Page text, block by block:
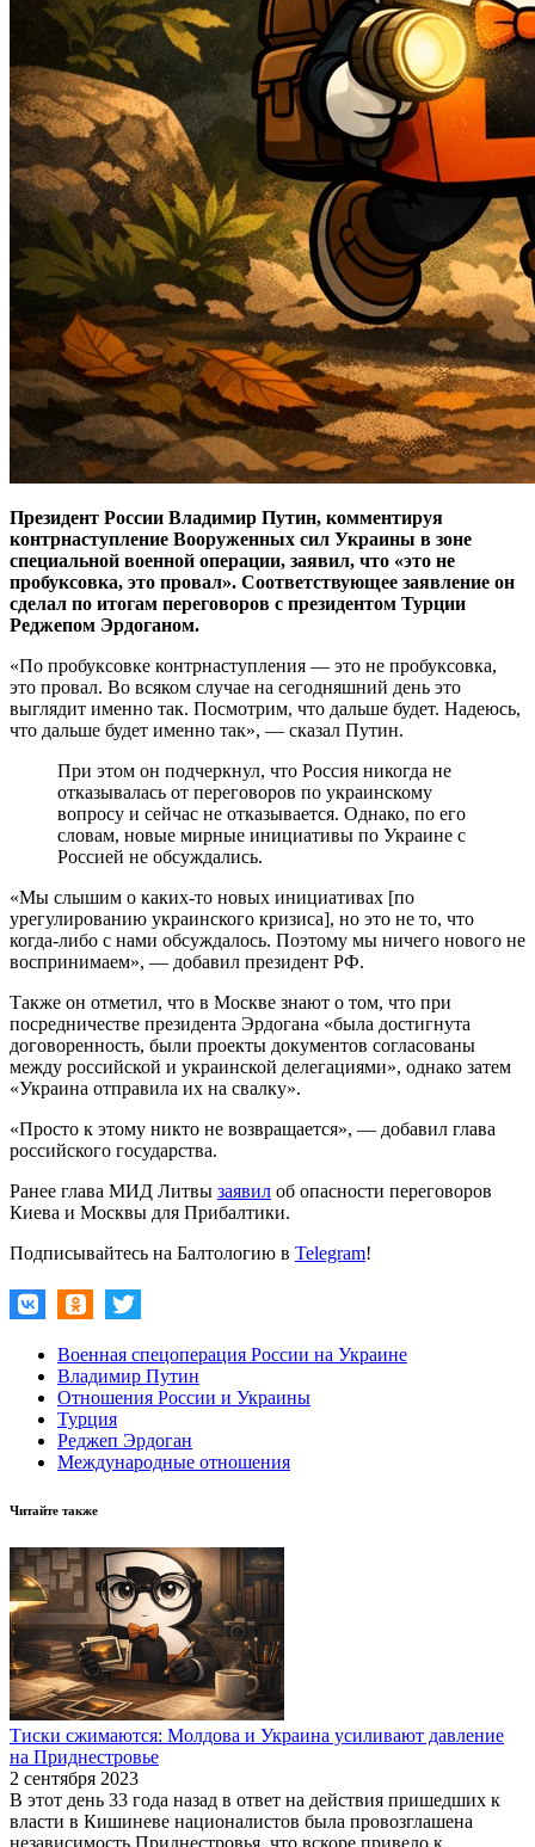
Президент России Владимир Путин, комментируя
контрнаступление Вооруженных сил Украины в зоне
специальной военной операции, заявил, что «это не
пробуксовка, это провал». Соответствующее заявление он
сделал по итогам переговоров с президентом Турции
Реджепом Эрдоганом.
«По пробуксовке контрнаступления — это не пробуксовка,
это провал. Во всяком случае на сегодняшний день это
выглядит именно так. Посмотрим, что дальше будет. Надеюсь,
что дальше будет именно так», — сказал Путин.
При этом он подчеркнул, что Россия никогда не
отказывалась от переговоров по украинскому
вопросу и сейчас не отказывается. Однако, по его
словам, новые мирные инициативы по Украине с
Россией не обсуждались.
«Мы слышим о каких-то новых инициативах [по
урегулированию украинского кризиса], но это не то, что
когда-либо с нами обсуждалось. Поэтому мы ничего нового не
воспринимаем», — добавил президент РФ.
Также он отметил, что в Москве знают о том, что при
посредничестве президента Эрдогана «была достигнута
договоренность, были проекты документов согласованы
между российской и украинской делегациями», однако затем
«Украина отправила их на свалку».
«Просто к этому никто не возвращается», — добавил глава
российского государства.
Ранее глава МИД Литвы заявил об опасности переговоров
Киева и Москвы для Прибалтики.
Подписывайтесь на Балтологию в Telegram!
Военная спецоперация России на Украине
Владимир Путин
Отношения России и Украины
Турция
Реджеп Эрдоган
Международные отношения
Читайте также
Тиски сжимаются: Молдова и Украина усиливают давление
на Приднестровье
2 сентября 2023
В этот день 33 года назад в ответ на действия пришедших к
власти в Кишиневе националистов была провозглашена
независимость Приднестровья, что вскоре привело к